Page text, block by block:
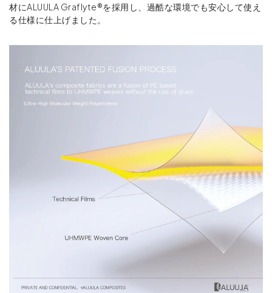
材にALUULA Graflyte®を採用し、過酷な環境でも安心して使え
る仕様に仕上げました。